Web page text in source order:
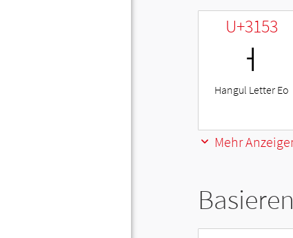
U+3153
ㅓ
Hangul Letter Eo
Mehr